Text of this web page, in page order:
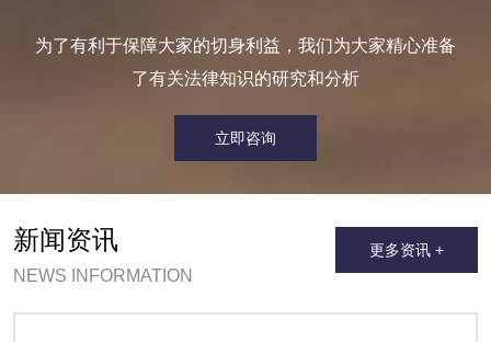
为了有利于保障大家的切身利益，我们为大家精心准备
了有关法律知识的研究和分析
立即咨询
新闻资讯
NEWS INFORMATION
更多资讯 +